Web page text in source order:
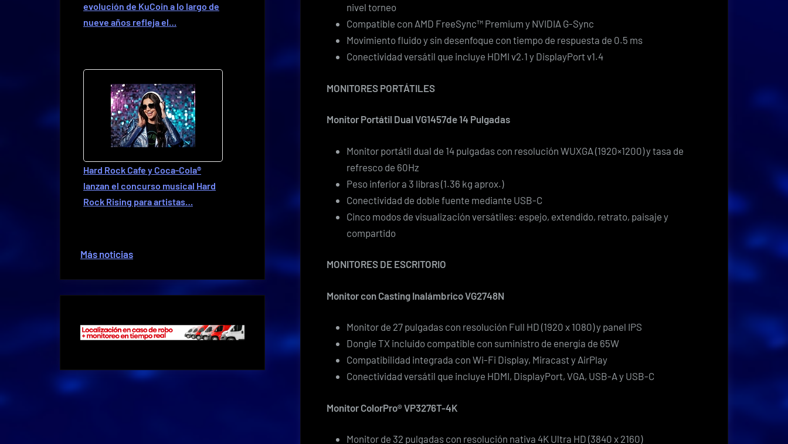
nivel torneo
Compatible con AMD FreeSync™ Premium y NVIDIA G-Sync
Movimiento fluido y sin desenfoque con tiempo de respuesta de 0.5 ms
Conectividad versátil que incluye HDMI v2.1 y DisplayPort v1.4
MONITORES PORTÁTILES
Monitor Portátil Dual VG1457de 14 Pulgadas
Monitor portátil dual de 14 pulgadas con resolución WUXGA (1920×1200) y tasa de
refresco de 60Hz
Peso inferior a 3 libras (1.36 kg aprox.)
Conectividad de doble fuente mediante USB-C
Cinco modos de visualización versátiles: espejo, extendido, retrato, paisaje y
compartido
MONITORES DE ESCRITORIO
Monitor con Casting Inalámbrico VG2748N
Monitor de 27 pulgadas con resolución Full HD (1920 x 1080) y panel IPS
Dongle TX incluido compatible con suministro de energía de 65W
Compatibilidad integrada con Wi-Fi Display, Miracast y AirPlay
Conectividad versátil que incluye HDMI, DisplayPort, VGA, USB-A y USB-C
Monitor ColorPro® VP3276T-4K
Monitor de 32 pulgadas con resolución nativa 4K Ultra HD (3840 x 2160)
evolución de KuCoin a lo largo de
nueve años refleja el…
Hard Rock Cafe y Coca-Cola®
lanzan el concurso musical Hard
Rock Rising para artistas…
Más noticias